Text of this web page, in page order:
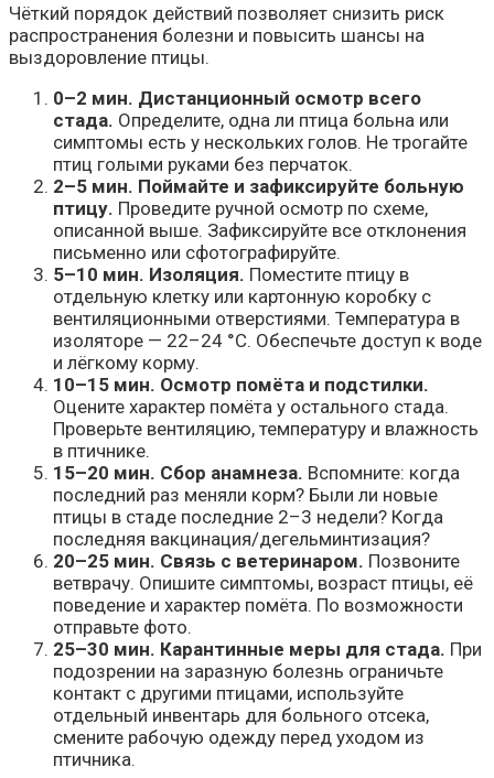
Чёткий порядок действий позволяет снизить риск
распространения болезни и повысить шансы на
выздоровление птицы.
0–2 мин. Дистанционный осмотр всего
стада. Определите, одна ли птица больна или
симптомы есть у нескольких голов. Не трогайте
птиц голыми руками без перчаток.
2–5 мин. Поймайте и зафиксируйте больную
птицу. Проведите ручной осмотр по схеме,
описанной выше. Зафиксируйте все отклонения
письменно или сфотографируйте.
5–10 мин. Изоляция. Поместите птицу в
отдельную клетку или картонную коробку с
вентиляционными отверстиями. Температура в
изоляторе — 22–24 °C. Обеспечьте доступ к воде
и лёгкому корму.
10–15 мин. Осмотр помёта и подстилки.
Оцените характер помёта у остального стада.
Проверьте вентиляцию, температуру и влажность
в птичнике.
15–20 мин. Сбор анамнеза. Вспомните: когда
последний раз меняли корм? Были ли новые
птицы в стаде последние 2–3 недели? Когда
последняя вакцинация/дегельминтизация?
20–25 мин. Связь с ветеринаром. Позвоните
ветврачу. Опишите симптомы, возраст птицы, её
поведение и характер помёта. По возможности
отправьте фото.
25–30 мин. Карантинные меры для стада. При
подозрении на заразную болезнь ограничьте
контакт с другими птицами, используйте
отдельный инвентарь для больного отсека,
смените рабочую одежду перед уходом из
птичника.